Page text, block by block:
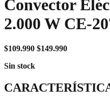
Convector
2.000 W CE-
$109.990 $149.990
Sin stock